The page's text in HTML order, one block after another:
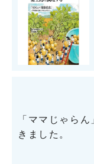
「ママじゃら
きました。